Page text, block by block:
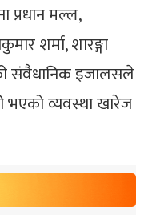
प्रधान मल्ल,
शर्मा, शारङ्गा
संवैधानिक इजालसले
भएको व्यवस्था खारेज